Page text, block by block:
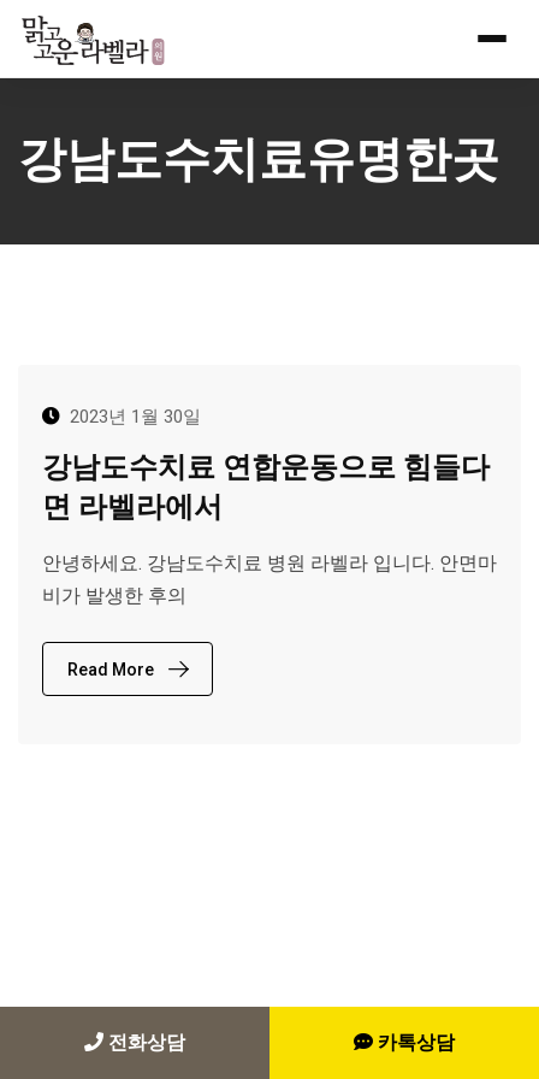
Skip
content
강남도수치료유명한곳
2023년 1월 30일
강남도수치료 연합운동으로 힘들다
면 라벨라에서
안녕하세요. 강남도수치료 병원 라벨라 입니다. 안면마
비가 발생한 후의
Read More
카톡상담
전화상담